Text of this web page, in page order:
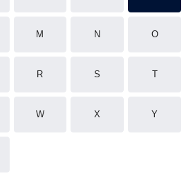
M N O
R S T
W X Y